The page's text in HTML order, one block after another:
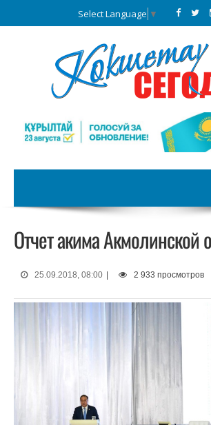
Select Language ▼
Отчет акима Акмолинской
25.09.2018, 08:00 2 933 просмотров